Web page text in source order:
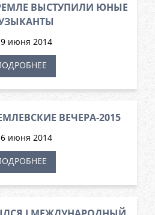
ВЫСТУПИЛИ ЮНЫЕ
9 июня 2014
ВЕЧЕРА-2015
6 июня 2014